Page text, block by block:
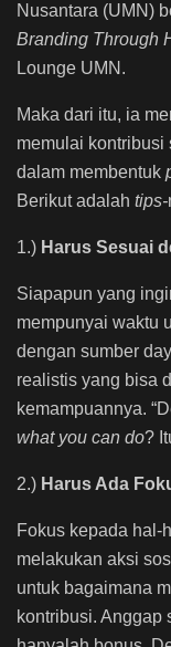
Nusantara (UMN)
Branding Through
Lounge UMN.
Maka dari itu, ia
memulai
dalam membentuk
Berikut adalah tips-
1.) Harus Sesuai
Siapapun yang
mempunyai waktu
dengan sumber
realistis yang bisa
kemampuannya.
what you can do?
2.) Harus Ada
Fokus kepada hal-
melakukan aksi
untuk bagaimana
kontribusi. Anggap